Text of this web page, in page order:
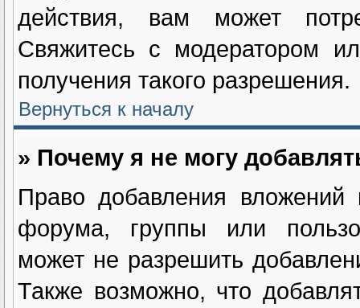
действия, вам может
Свяжитесь с модератором
получения такого разрешения.
Вернуться к началу
» Почему я не могу
Право добавления
форума, группы или
может не разрешить
Также возможно, что